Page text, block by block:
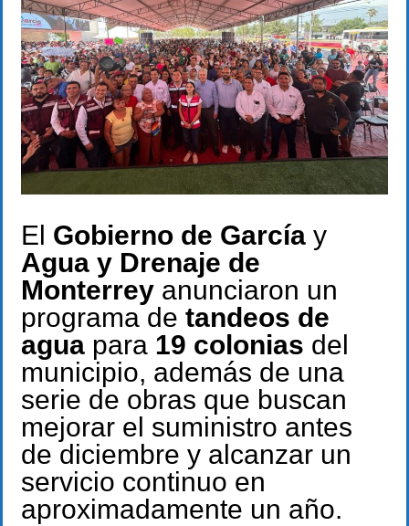
El Gobierno de García y
Agua y Drenaje de
Monterrey anunciaron un
programa de tandeos de
agua para 19 colonias del
municipio, además de una
serie de obras que buscan
mejorar el suministro antes
de diciembre y alcanzar un
servicio continuo en
aproximadamente un año.